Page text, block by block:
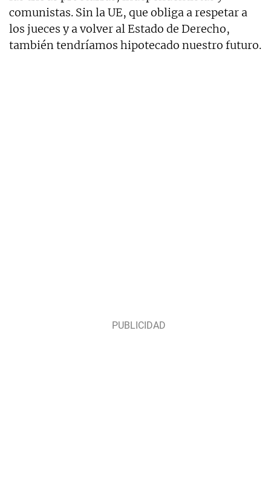
comunistas. Sin la UE, que obliga a respetar a
los jueces y a volver al Estado de Derecho,
también tendríamos hipotecado nuestro futuro.